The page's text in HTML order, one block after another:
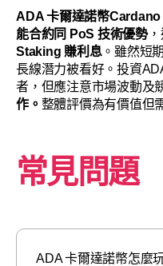
ADA 卡爾達諾幣Cardano
能合約同 PoS 技術優勢，
Staking 賺利息。雖然短
長線潛力被看好。投資
者，但應注意市場波動及
作。 整體評價為有價值但
常見問題
ADA 卡爾達諾幣怎麼